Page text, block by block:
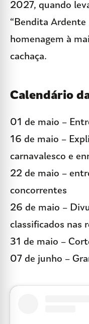
2027, quando
“Bendita Ardente
homenagem à
cachaça.
Calendário
01 de maio –
16 de maio –
carnavalesco e
22 de maio –
concorrentes
26 de maio –
classificados nas
31 de maio –
07 de junho –